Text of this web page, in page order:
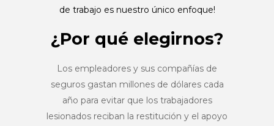
de trabajo es nuestro único enfoque!
¿Por qué elegirnos?
Los empleadores y sus compañías de
seguros gastan millones de dólares cada
año para evitar que los trabajadores
lesionados reciban la restitución y el apoyo